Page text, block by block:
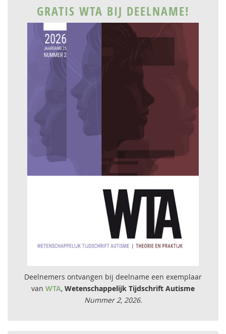
GRATIS WTA BIJ DEELNAME!
Deelnemers ontvangen bij deelname een exemplaar
van WTA, Wetenschappelijk Tijdschrift Autisme
Nummer 2, 2026.